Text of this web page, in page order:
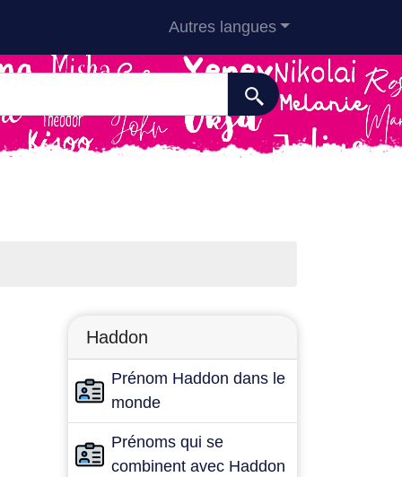
Autres langues
Haddon
Prénom Haddon dans le
monde
Prénoms qui se
combinent avec Haddon